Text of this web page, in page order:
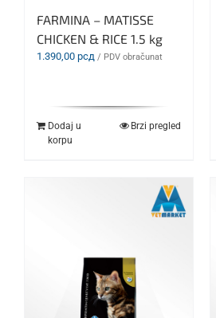
FARMINA – MATISSE
CHICKEN & RICE 1.5 kg
1.390,00 рсд / PDV obračunat
Dodaj u
korpu
Brzi pregled